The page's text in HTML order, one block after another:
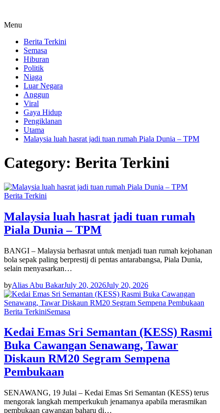
Menu
Berita Terkini
Semasa
Hiburan
Politik
Niaga
Luar Negara
Anggun
Viral
Gaya Hidup
Pengiklanan
Utama
Malaysia luah hasrat jadi tuan rumah Piala Dunia – TPM
Category: Berita Terkini
Berita Terkini
Malaysia luah hasrat jadi tuan rumah
Piala Dunia – TPM
BANGI – Malaysia berhasrat untuk menjadi tuan rumah kejohanan
bola sepak paling berprestij di pentas antarabangsa, Piala Dunia,
selain menyasarkan…
byAlias Abu BakarJuly 20, 2026July 20, 2026
Berita TerkiniSemasa
Kedai Emas Sri Semantan (KESS) Rasmi
Buka Cawangan Senawang, Tawar
Diskaun RM20 Segram Sempena
Pembukaan
SENAWANG, 19 Julai – Kedai Emas Sri Semantan (KESS) terus
mengorak langkah memperkukuh jenamanya apabila merasmikan
pembukaan cawangan baharu di…